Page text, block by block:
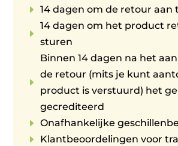
E 14 dagen om de retour aan
E
14 dagen om het product
sturen
E
Binnen 14 dagen na het
de retour (mits je kunt
product is verstuurd) het
gecrediteerd
E Onafhankelijke
E Klantbeoordelingen voor